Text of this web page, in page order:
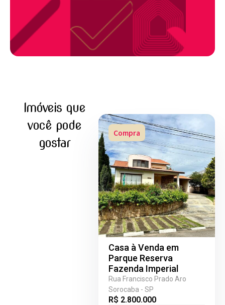
Imóveis que
você pode
gostar
Compra
Casa à Venda em
Parque Reserva
Fazenda Imperial
Rua Francisco Prado Aro
Sorocaba - SP
R$ 2.800.000